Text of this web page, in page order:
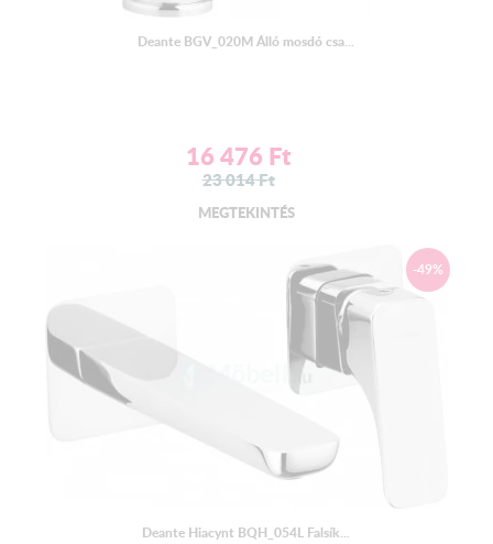
Deante BGV_020M Álló mosdó csa...
16 476 Ft
23 014Ft
MEGTEKINTÉS
-49%
Deante Hiacynt BQH_054L Falsík...